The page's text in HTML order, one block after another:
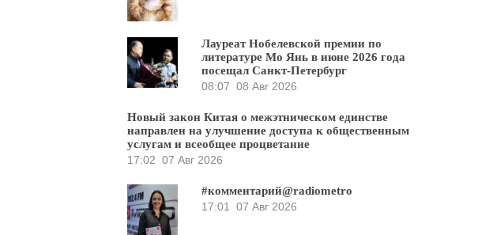
Лауреат Нобелевской премии по
литературе Мо Янь в июне 2026 года
посещал Санкт-Петербург
08:07 08 Авг 2026
Новый закон Китая о межэтническом единстве
направлен на улучшение доступа к общественным
услугам и всеобщее процветание
17:02 07 Авг 2026
#комментарий@radiometro
17:01
07 Авг 2026